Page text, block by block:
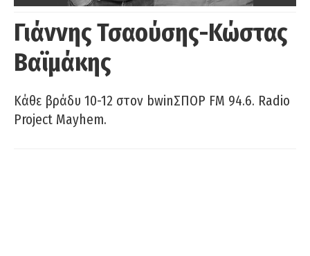
Γιάννης Τσαούσης-Κώστας
Βαϊμάκης
Κάθε βράδυ 10-12 στον bwinΣΠΟΡ FM 94.6. Radio
Project Mayhem.